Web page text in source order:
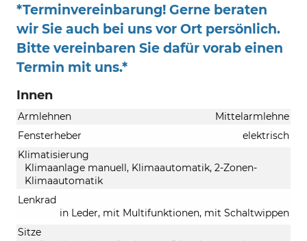
*Terminvereinbarung! Gerne beraten
wir Sie auch bei uns vor Ort persönlich.
Bitte vereinbaren Sie dafür vorab einen
Termin mit uns.*
Innen
Armlehnen
Mittelarmlehne
Fensterheber
elektrisch
Klimatisierung
Klimaanlage manuell, Klimaautomatik, 2-Zonen-
Klimaautomatik
Lenkrad
in Leder, mit Multifunktionen, mit Schaltwippen
Sitze